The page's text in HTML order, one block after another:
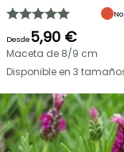
Desde5,90 €
Maceta de 8/9 cm
Disponible en 3